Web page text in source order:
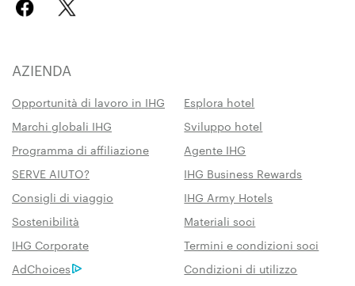
AZIENDA
Opportunità di lavoro in IHG
Esplora hotel
Marchi globali IHG
Sviluppo hotel
Programma di affiliazione
Agente IHG
SERVE AIUTO?
IHG Business Rewards
Consigli di viaggio
IHG Army Hotels
Sostenibilità
Materiali soci
IHG Corporate
Termini e condizioni soci
AdChoices
Condizioni di utilizzo